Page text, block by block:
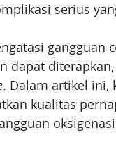
serius
gangguan
dapat
. Dalam artikel ini,
kualitas